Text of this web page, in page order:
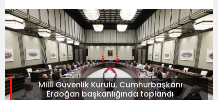
Millî Güvenlik Kurulu, Cumhurbaşkanı
Erdoğan başkanlığında toplandı